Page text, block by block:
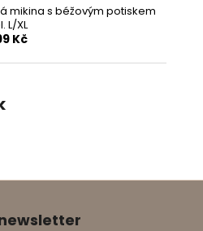
mikina s béžovým potiskem
L/XL
Kč